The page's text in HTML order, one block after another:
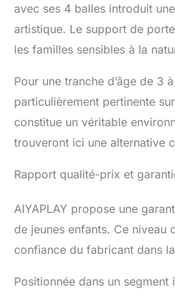
avec ses 4 balles introduit
artistique. Le support de
les familles sensibles à la
Pour une tranche d’âge de 3
particulièrement pertinente
constitue un véritable
trouveront ici une alternative
Rapport qualité-prix et
AIYAPLAY propose une
de jeunes enfants. Ce niveau
confiance du fabricant dans
Positionnée dans un